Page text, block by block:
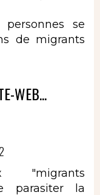
se
de migrants
WEB...
"migrants
parasiter la